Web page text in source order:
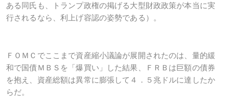
ある同氏も、トランプ政権の掲げる大型財政政策が本当に実
行されるなら、利上げ容認の姿勢である）。
ＦＯＭＣでここまで資産縮小議論が展開されたのは、量的緩
和で国債ＭＢＳを「爆買い」した結果、ＦＲＢは巨額の債券
を抱え、資産総額は異常に膨張して４．５兆ドルに達したか
らだ。